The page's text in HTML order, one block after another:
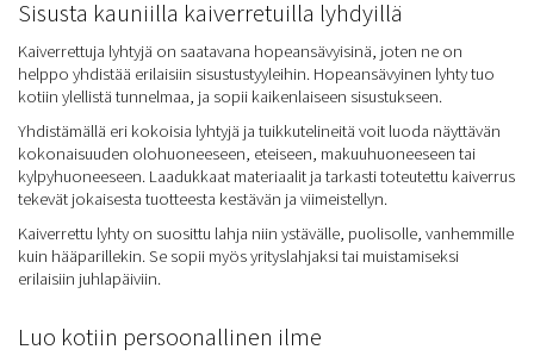
Sisusta kauniilla kaiverretuilla lyhdyillä
Kaiverrettuja lyhtyjä on saatavana hopeansävyisinä, joten ne on
helppo yhdistää erilaisiin sisustustyyleihin. Hopeansävyinen lyhty tuo
kotiin ylellistä tunnelmaa, ja sopii kaikenlaiseen sisustukseen.
Yhdistämällä eri kokoisia lyhtyjä ja tuikkutelineitä voit luoda näyttävän
kokonaisuuden olohuoneeseen, eteiseen, makuuhuoneeseen tai
kylpyhuoneeseen. Laadukkaat materiaalit ja tarkasti toteutettu kaiverrus
tekevät jokaisesta tuotteesta kestävän ja viimeistellyn.
Kaiverrettu lyhty on suosittu lahja niin ystävälle, puolisolle, vanhemmille
kuin hääparillekin. Se sopii myös yrityslahjaksi tai muistamiseksi
erilaisiin juhlapäiviin.
Luo kotiin persoonallinen ilme